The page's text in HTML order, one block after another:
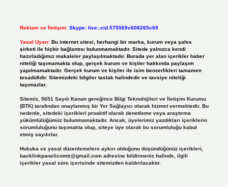
Reklam ve İletişim: Skype: live:.cid.575569c608265c69
Yasal Uyarı: Bu internet sitesi, herhangi bir marka, kurum veya şahıs
şirketi ile hiçbir bağlantısı bulunmamaktadır. Sitede yalnızca kendi
hazırladığımız makaleler paylaşılmaktadır. Burada yer alan içerikler haber
niteliği taşımamakta olup, gerçek kurum ve kişiler hakkında paylaşım
yapılmamaktadır. Gerçek kurum ve kişiler ile isim benzerlikleri tamamen
tesadüfidir. Sitemizdeki bilgiler taslak halindedir ve tavsiye niteliği
taşımazlar.
Sitemiz, 5651 Sayılı Kanun gereğince Bilgi Teknolojileri ve İletişim Kurumu
(BTK) tarafından onaylanmış bir Yer Sağlayıcı olarak hizmet vermektedir. Bu
nedenle, sitedeki içerikleri proaktif olarak denetleme veya araştırma
yükümlülüğümüz bulunmamaktadır. Ancak, üyelerimiz yazdıkları içeriklerin
sorumluluğunu taşımakta olup, siteye üye olarak bu sorumluluğu kabul
etmiş sayılırlar.
Hukuka ve yasal düzenlemelere aykırı olduğunu düşündüğünüz içerikleri,
backlinkpanelicomtr@gmail.comadresine bildirmeniz halinde, ilgili
içerikler yasal süre içerisinde sitemizden kaldırılacaktır.